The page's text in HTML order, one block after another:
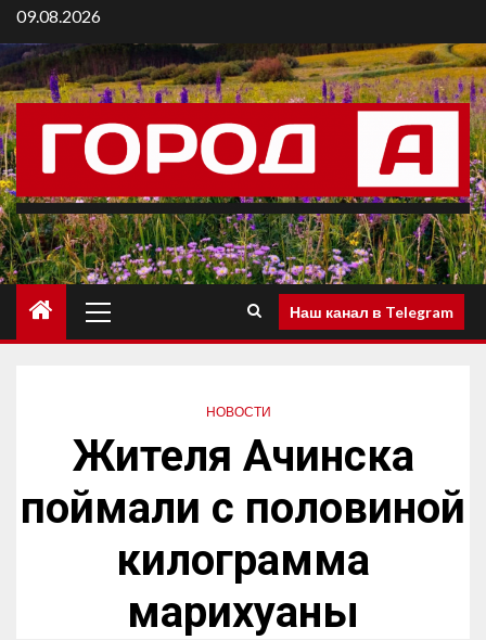
09.08.2026
Наш канал в Telegram
НОВОСТИ
Жителя Ачинска
поймали с половиной
килограмма
марихуаны